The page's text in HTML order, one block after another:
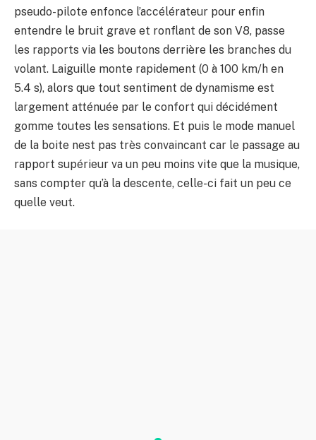
pseudo-pilote enfonce l’accélérateur pour enfin
entendre le bruit grave et ronflant de son V8, passe
les rapports via les boutons derrière les branches du
volant. Laiguille monte rapidement (0 à 100 km/h en
5.4 s), alors que tout sentiment de dynamisme est
largement atténuée par le confort qui décidément
gomme toutes les sensations. Et puis le mode manuel
de la boite nest pas très convaincant car le passage au
rapport supérieur va un peu moins vite que la musique,
sans compter qu’à la descente, celle-ci fait un peu ce
quelle veut.